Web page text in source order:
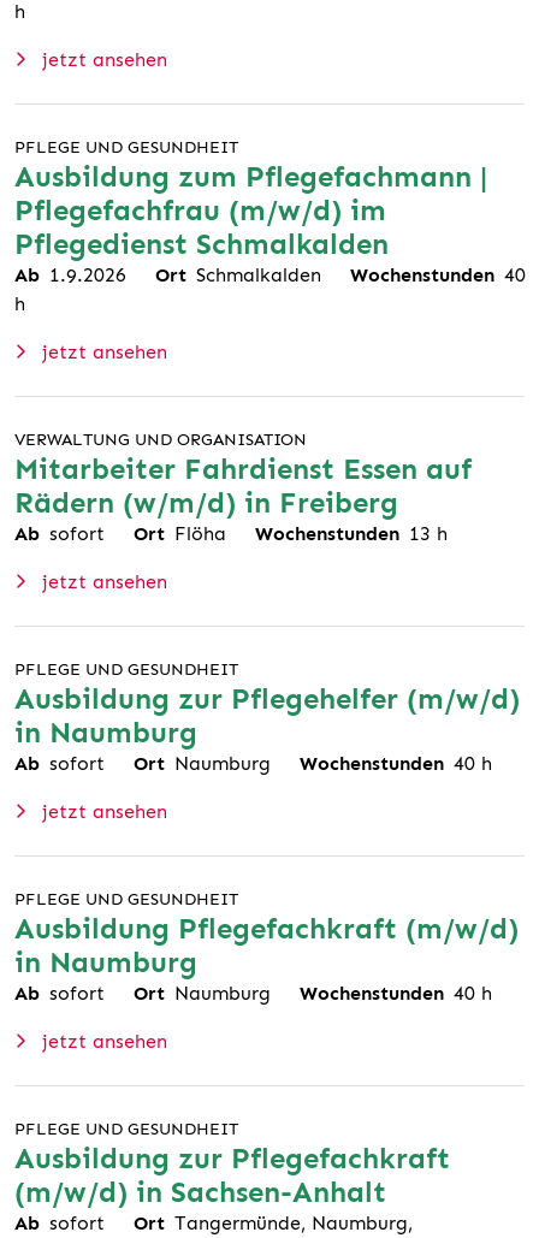
h
jetzt ansehen
PFLEGE UND GESUNDHEIT
Ausbildung zum Pflegefachmann |
Pflegefachfrau (m/w/d) im
Pflegedienst Schmalkalden
Ab 1.9.2026 Ort Schmalkalden Wochenstunden 40
h
jetzt ansehen
VERWALTUNG UND ORGANISATION
Mitarbeiter Fahrdienst Essen auf
Rädern (w/m/d) in Freiberg
Ab sofort Ort Flöha Wochenstunden 13 h
jetzt ansehen
PFLEGE UND GESUNDHEIT
Ausbildung zur Pflegehelfer (m/w/d)
in Naumburg
Ab sofort Ort Naumburg Wochenstunden 40 h
jetzt ansehen
PFLEGE UND GESUNDHEIT
Ausbildung Pflegefachkraft (m/w/d)
in Naumburg
Ab sofort Ort Naumburg Wochenstunden 40 h
jetzt ansehen
PFLEGE UND GESUNDHEIT
Ausbildung zur Pflegefachkraft
(m/w/d) in Sachsen-Anhalt
Ab sofort Ort Tangermünde, Naumburg,